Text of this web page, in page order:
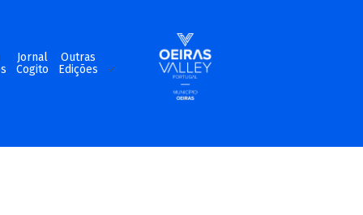
Jornal
Cogito
Outras
Edições